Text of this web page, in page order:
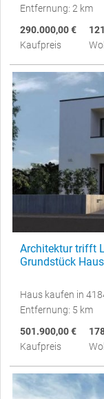
Entfernung: 2 km
290.000,00 €
Kaufpreis
Architektur trifft
Grundstück
Haus kaufen in
Entfernung: 5 km
501.900,00 €
Kaufpreis